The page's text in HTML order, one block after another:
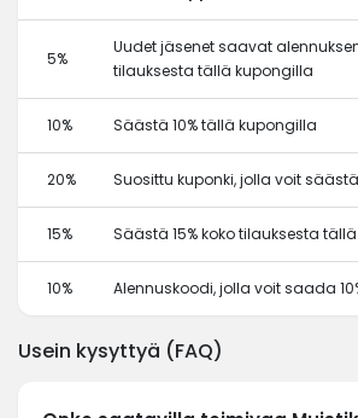
5%
Uudet jäsenet saavat
tilauksesta tällä kupongilla
10% Säästä 10% tällä kupongilla
20% Suosittu kuponki, jolla voit
15% Säästä 15% koko tilauksesta
10% Alennuskoodi, jolla voit saada
Usein kysyttyä (FAQ)